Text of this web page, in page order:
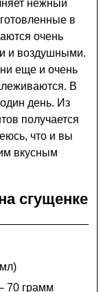
нежный
в
очень
и воздушными.
еще и очень
В
день. Из
получается
что и вы
вкусным
сгущенке
70 грамм